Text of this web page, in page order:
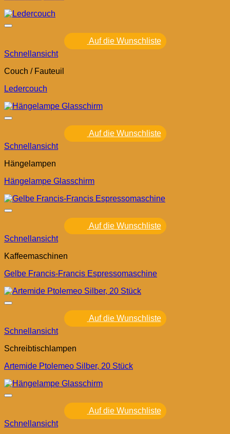
Auf die Wunschliste
Schnellansicht
Couch / Fauteuil
Ledercouch
Auf die Wunschliste
Schnellansicht
Hängelampen
Hängelampe Glasschirm
Auf die Wunschliste
Schnellansicht
Kaffeemaschinen
Gelbe Francis-Francis Espressomaschine
Auf die Wunschliste
Schnellansicht
Schreibtischlampen
Artemide Ptolemeo Silber, 20 Stück
Auf die Wunschliste
Schnellansicht